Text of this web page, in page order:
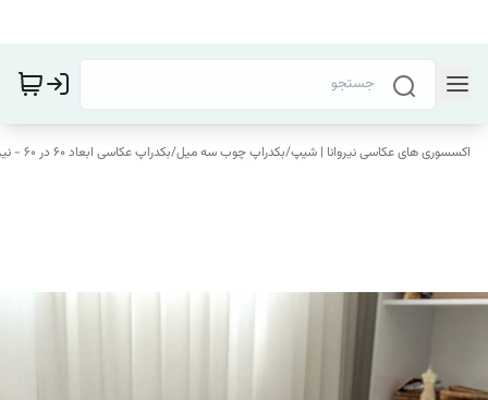
اکسسوری های عکاسی نیروانا | شیپ/بکدراپ چوب سه میل/بکدراپ عکاسی ابعاد 60 در 60 - نیروانا